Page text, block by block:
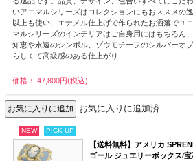
いアニマルシリーズはコレクションにもおススメの
以上も使い、エナメル仕上げで作られたお洒落でユ
マルシリーズのインテリアはご自身用にはもちろん
知恵や永遠のシンボル、ゾウモチーフのシルバーオ
らしくて高級感のある仕上がり
価格： 47,800円(税込)
お気に入りに追加済
NEW PICK UP
【送料無料】アメリカ
ゴール ジュエリーボックス/